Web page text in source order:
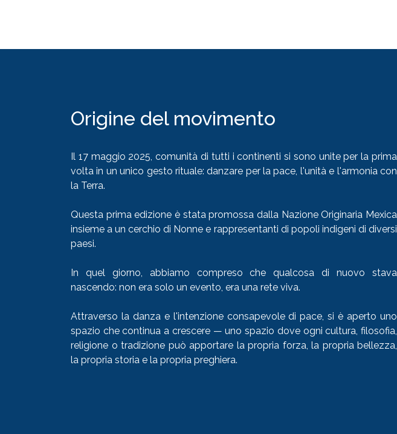
Origine del movimento
Il 17 maggio 2025, comunità di tutti i continenti si sono unite per la prima
volta in un unico gesto rituale: danzare per la pace, l'unità e l'armonia con
la Terra.
Questa prima edizione è stata promossa dalla Nazione Originaria Mexica
insieme a un cerchio di Nonne e rappresentanti di popoli indigeni di diversi
paesi.
In quel giorno, abbiamo compreso che qualcosa di nuovo stava
nascendo: non era solo un evento, era una rete viva.
Attraverso la danza e l'intenzione consapevole di pace, si è aperto uno
spazio che continua a crescere — uno spazio dove ogni cultura, filosofia,
religione o tradizione può apportare la propria forza, la propria bellezza,
la propria storia e la propria preghiera.